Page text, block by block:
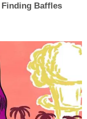
Finding Baffles